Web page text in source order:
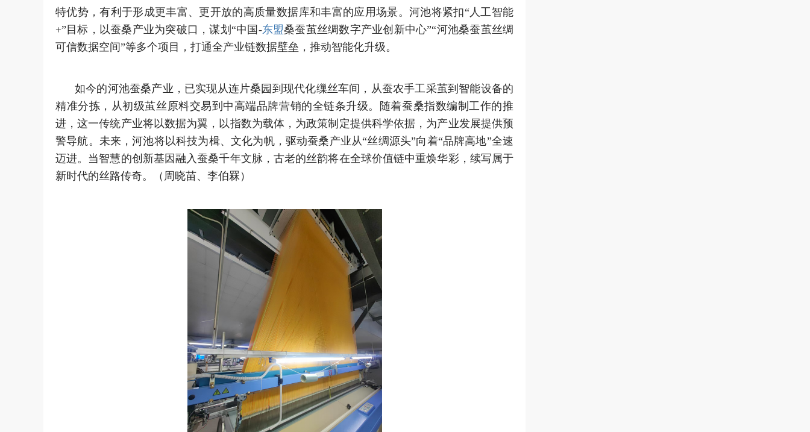
特优势，有利于形成更丰富、更开放的高质量数据库和丰富的应用场景。河池将紧扣“人工智能
+”目标，以蚕桑产业为突破口，谋划“中国-东盟桑蚕茧丝绸数字产业创新中心”“河池桑蚕茧丝绸
可信数据空间”等多个项目，打通全产业链数据壁垒，推动智能化升级。
如今的河池蚕桑产业，已实现从连片桑园到现代化缫丝车间，从蚕农手工采茧到智能设备的
精准分拣，从初级茧丝原料交易到中高端品牌营销的全链条升级。随着蚕桑指数编制工作的推
进，这一传统产业将以数据为翼，以指数为载体，为政策制定提供科学依据，为产业发展提供预
警导航。未来，河池将以科技为楫、文化为帆，驱动蚕桑产业从“丝绸源头”向着“品牌高地”全速
迈进。当智慧的创新基因融入蚕桑千年文脉，古老的丝韵将在全球价值链中重焕华彩，续写属于
新时代的丝路传奇。（周晓苗、李伯罧）